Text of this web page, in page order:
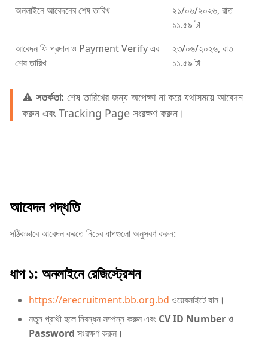
অনলাইনে আবেদনের শেষ তারিখ
২১/০৬/২০২৬, রাত
১১.৫৯ টা
আবেদন ফি প্রদান ও Payment Verify এর
শেষ তারিখ
২৩/০৬/২০২৬, রাত
১১.৫৯ টা
⚠️ সতর্কতা: শেষ তারিখের জন্য অপেক্ষা না করে যথাসময়ে আবেদন
করুন এবং Tracking Page সংরক্ষণ করুন।
আবেদন পদ্ধতি
সঠিকভাবে আবেদন করতে নিচের ধাপগুলো অনুসরণ করুন:
ধাপ ১: অনলাইনে রেজিস্ট্রেশন
https://erecruitment.bb.org.bd ওয়েবসাইটে যান।
নতুন প্রার্থী হলে নিবন্ধন সম্পন্ন করুন এবং CV ID Number ও
Password সংরক্ষণ করুন।